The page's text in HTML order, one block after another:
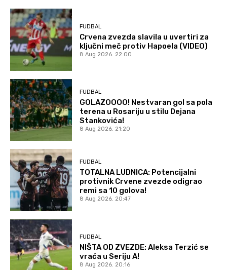
FUDBAL
Crvena zvezda slavila u uvertiri za
ključni meč protiv Hapoela (VIDEO)
8 Aug 2026. 22:00
FUDBAL
GOLAZOOOO! Nestvaran gol sa pola
terena u Rosariju u stilu Dejana
Stankovića!
8 Aug 2026. 21:20
FUDBAL
TOTALNA LUDNICA: Potencijalni
protivnik Crvene zvezde odigrao
remi sa 10 golova!
8 Aug 2026. 20:47
FUDBAL
NIŠTA OD ZVEZDE: Aleksa Terzić se
vraća u Seriju A!
8 Aug 2026. 20:16